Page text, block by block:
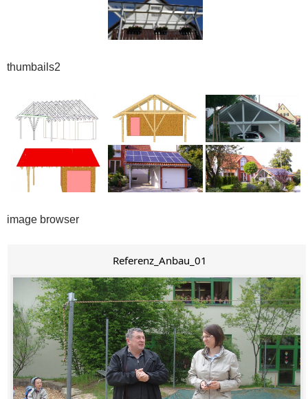
thumbails2
image browser
Referenz_Anbau_01